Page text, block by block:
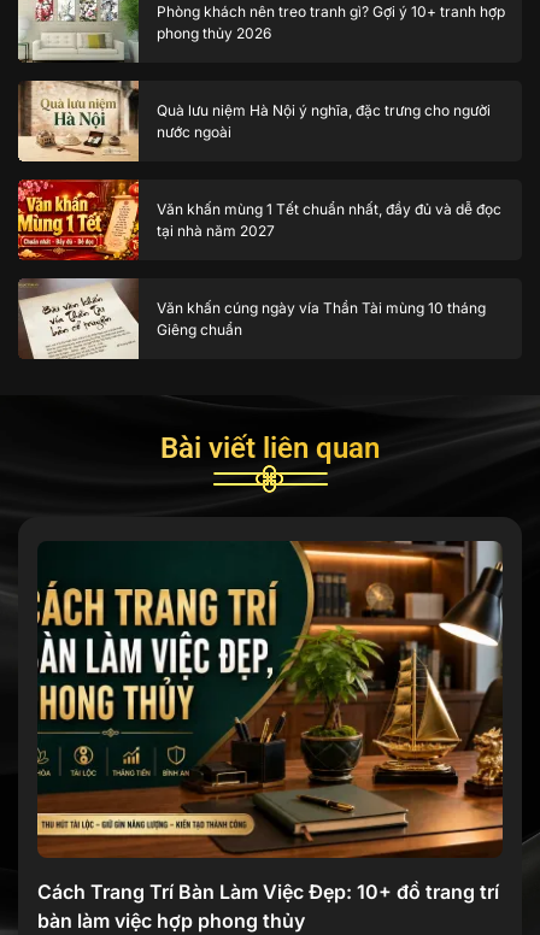
Phòng khách nên treo tranh gì? Gợi ý 10+ tranh hợp
phong thủy 2026
Quà lưu niệm Hà Nội ý nghĩa, đặc trưng cho người
nước ngoài
Văn khấn mùng 1 Tết chuẩn nhất, đầy đủ và dễ đọc
tại nhà năm 2027
Văn khấn cúng ngày vía Thần Tài mùng 10 tháng
Giêng chuẩn
Bài viết liên quan
Cách Trang Trí Bàn Làm Việc Đẹp: 10+ đồ trang trí
bàn làm việc hợp phong thủy